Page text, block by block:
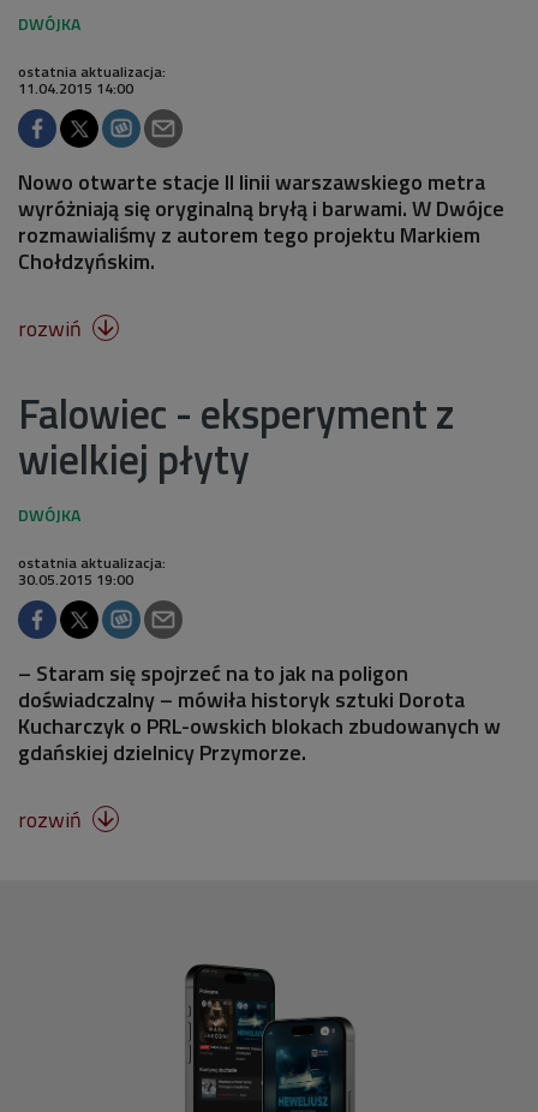
ostatnia aktualizacja:
11.04.2015 14:00
Nowo otwarte stacje II linii warszawskiego metra
wyróżniają się oryginalną bryłą i barwami. W Dwójce
rozmawialiśmy z autorem tego projektu Markiem
Chołdzyńskim.
rozwiń 
Falowiec - eksperyment z
wielkiej płyty
ostatnia aktualizacja:
30.05.2015 19:00
– Staram się spojrzeć na to jak na poligon
doświadczalny – mówiła historyk sztuki Dorota
Kucharczyk o PRL-owskich blokach zbudowanych w
gdańskiej dzielnicy Przymorze.
rozwiń 